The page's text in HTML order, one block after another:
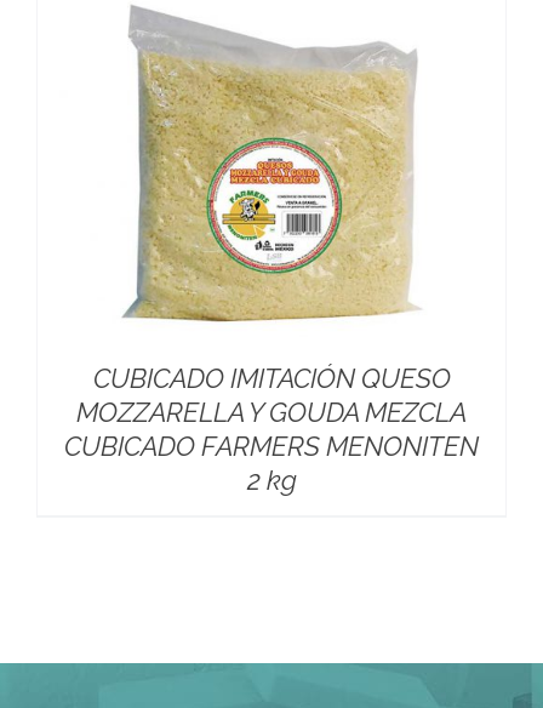
CUBICADO IMITACIÓN QUESO
MOZZARELLA Y GOUDA MEZCLA
CUBICADO FARMERS MENONITEN
2 kg